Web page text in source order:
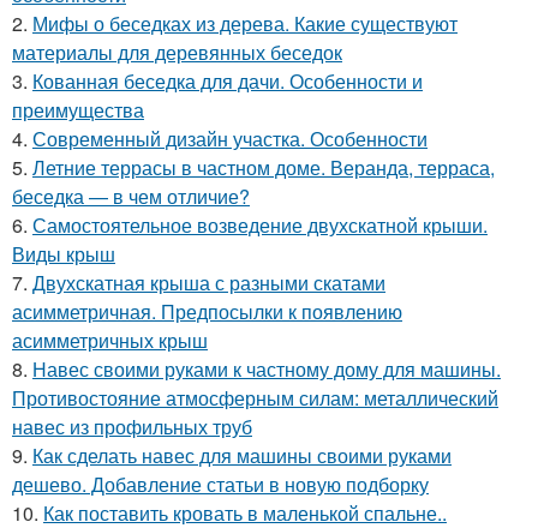
2. Мифы о беседках из дерева. Какие существуют
материалы для деревянных беседок
3. Кованная беседка для дачи. Особенности и
преимущества
4. Современный дизайн участка. Особенности
5. Летние террасы в частном доме. Веранда, терраса,
беседка — в чем отличие?
6. Самостоятельное возведение двухскатной крыши.
Виды крыш
7. Двухскатная крыша с разными скатами
асимметричная. Предпосылки к появлению
асимметричных крыш
8. Навес своими руками к частному дому для машины.
Противостояние атмосферным силам: металлический
навес из профильных труб
9. Как сделать навес для машины своими руками
дешево. Добавление статьи в новую подборку
10. Как поставить кровать в маленькой спальне..